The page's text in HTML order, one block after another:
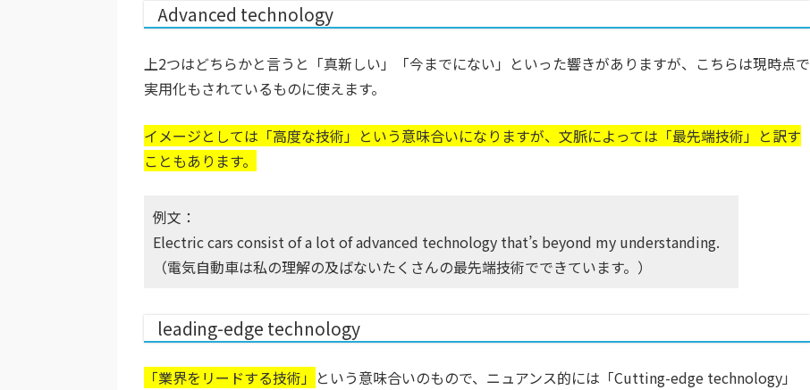
Advanced technology
上2つはどちらかと言うと「真新しい」「今までにない」といった響きがありますが、こちらは現時点で
実用化もされているものに使えます。
イメージとしては「高度な技術」という意味合いになりますが、文脈によっては「最先端技術」と訳す
こともあります。
例文：
Electric cars consist of a lot of advanced technology that’s beyond my understanding.
（電気自動車は私の理解の及ばないたくさんの最先端技術でできています。）
leading-edge technology
「業界をリードする技術」 という意味合いのもので、ニュアンス的には「Cutting-edge technology」